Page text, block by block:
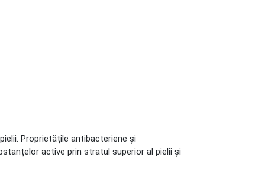
Proprietățile antibacteriene și
active prin stratul superior al pielii și